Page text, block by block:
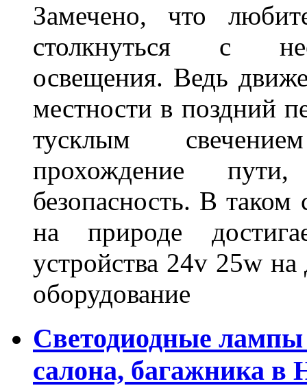
Замечено, что
столкнуться с
освещения. Ведь
местности в поздний
тусклым
прохождение
безопасность. В
на природе
устройства 24v 25w
оборудование
Светодиодные лампы
салона, багажника в